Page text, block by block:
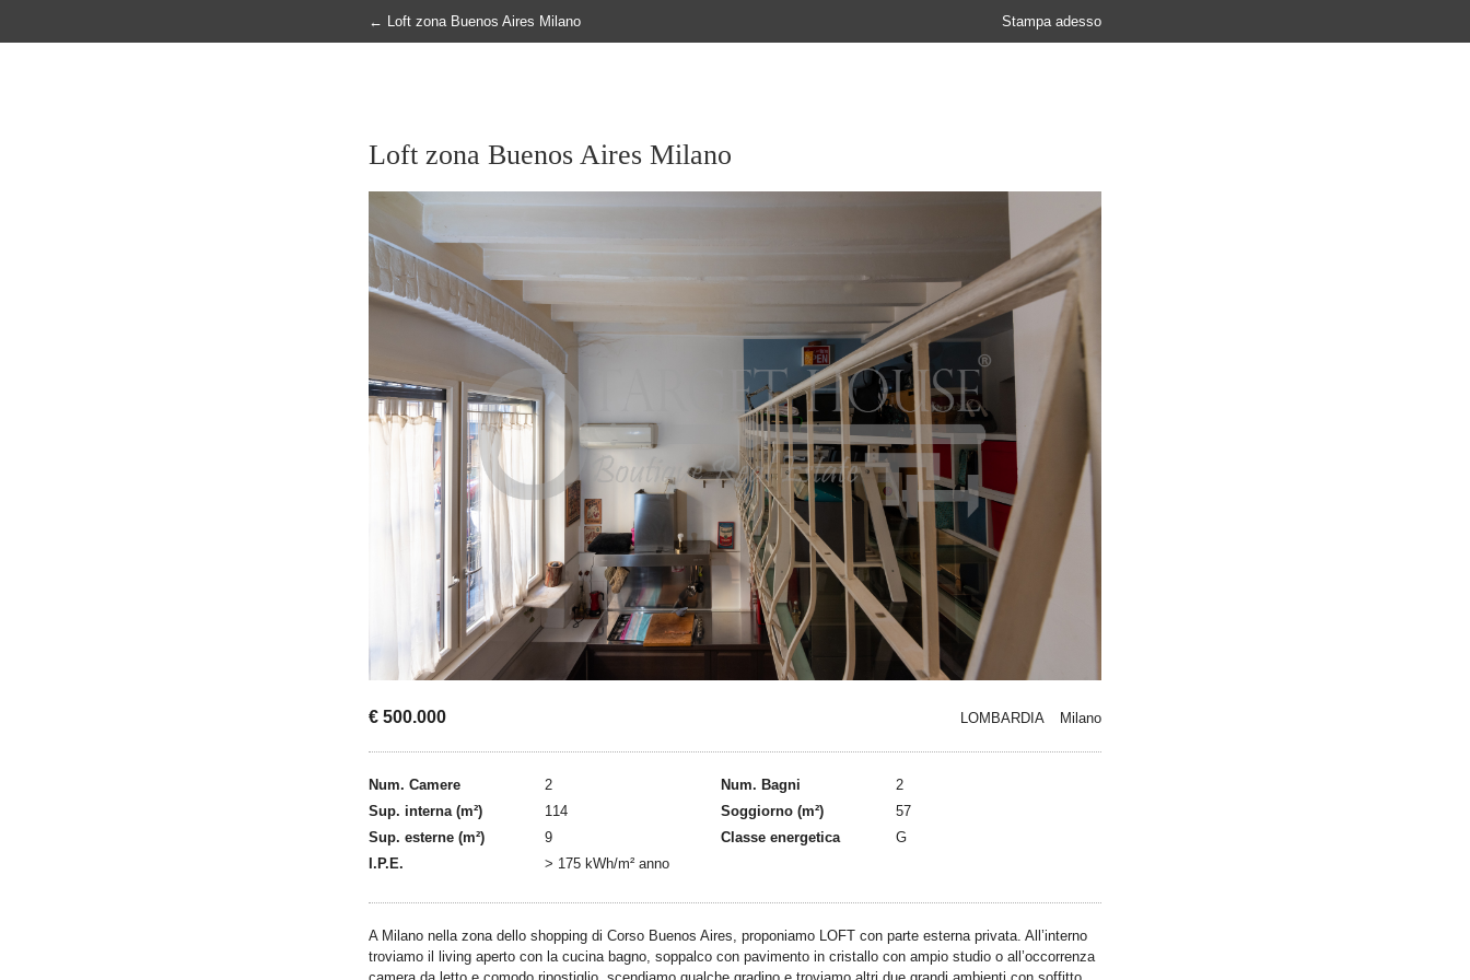
Loft zona Buenos Aires Milano
€ 500.000 LOMBARDIA Milano
Num. Camere 2 Num. Bagni
2
Sup. interna (m²)
114 Soggiorno (m²)
57
Sup. esterne (m²)
9 Classe energetica
G
I.P.E.
> 175 kWh/m² anno
A Milano nella zona dello shopping di Corso Buenos Aires, proponiamo LOFT con parte esterna privata. All’interno
troviamo il living aperto con la cucina bagno, soppalco con pavimento in cristallo con ampio studio o all’occorrenza
← Loft zona Buenos Aires Milano Stampa adesso